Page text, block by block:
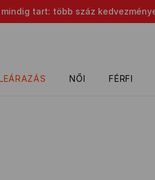
tart: több száz
NŐI FÉRFI